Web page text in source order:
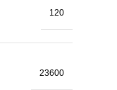
120
23600